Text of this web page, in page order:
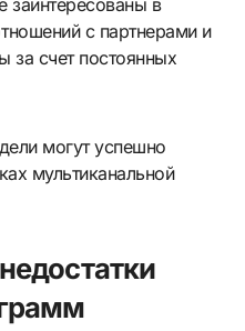
с партнерами и
за счет постоянных
могут успешно
мультиканальной